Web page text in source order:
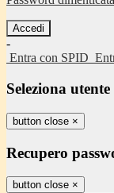
-
Entra con SPID
Seleziona utente
button close ×
Recupero
button close ×